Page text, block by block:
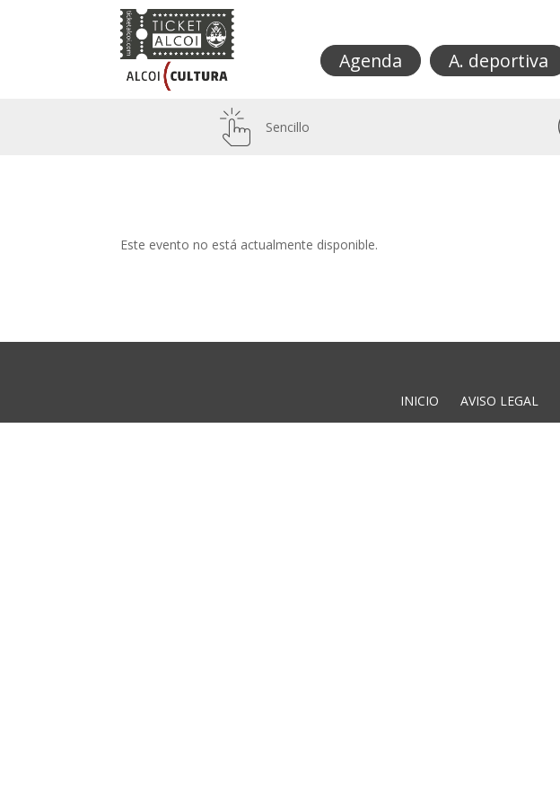
Agenda A. deportiva
Sencillo
Este evento no está actualmente disponible.
INICIO AVISO LEGAL